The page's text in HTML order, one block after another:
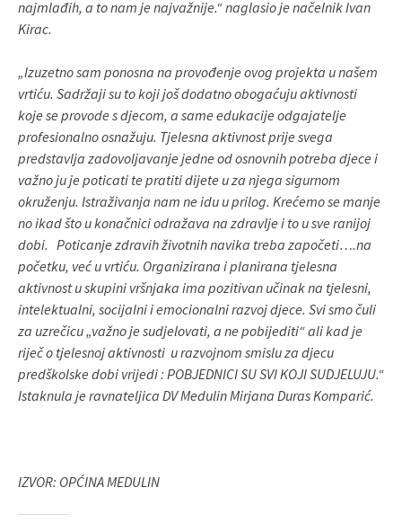
najmlađih, a to nam je najvažnije.“ naglasio je načelnik Ivan
Kirac.
„Izuzetno sam ponosna na provođenje ovog projekta u našem
vrtiću. Sadržaji su to koji još dodatno obogaćuju aktivnosti
koje se provode s djecom, a same edukacije odgajatelje
profesionalno osnažuju. Tjelesna aktivnost prije svega
predstavlja zadovoljavanje jedne od osnovnih potreba djece i
važno ju je poticati te pratiti dijete u za njega sigurnom
okruženju. Istraživanja nam ne idu u prilog. Krećemo se manje
no ikad što u konačnici odražava na zdravlje i to u sve ranijoj
dobi. Poticanje zdravih životnih navika treba započeti….na
početku, već u vrtiću. Organizirana i planirana tjelesna
aktivnost u skupini vršnjaka ima pozitivan učinak na tjelesni,
intelektualni, socijalni i emocionalni razvoj djece. Svi smo čuli
za uzrečicu „važno je sudjelovati, a ne pobijediti“ ali kad je
riječ o tjelesnoj aktivnosti u razvojnom smislu za djecu
predškolske dobi vrijedi : POBJEDNICI SU SVI KOJI SUDJELUJU.“
Istaknula je ravnateljica DV Medulin Mirjana Duras Komparić.
IZVOR: OPĆINA MEDULIN